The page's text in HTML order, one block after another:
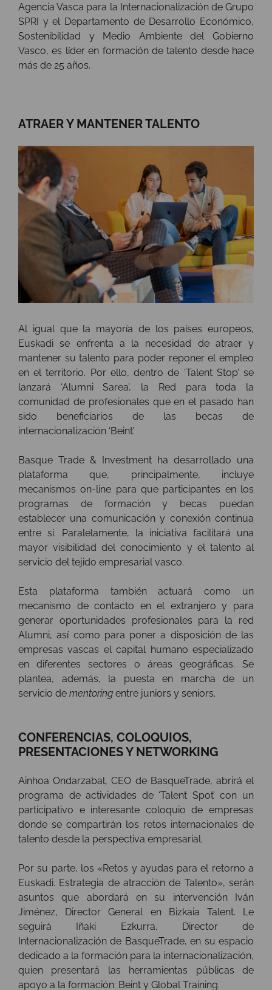
Agencia Vasca para la Internacionalización de Grupo
SPRI y el Departamento de Desarrollo Económico,
Sostenibilidad y Medio Ambiente del Gobierno
Vasco, es líder en formación de talento desde hace
más de 25 años.
ATRAER Y MANTENER TALENTO
Al igual que la mayoría de los países europeos,
Euskadi se enfrenta a la necesidad de atraer y
mantener su talento para poder reponer el empleo
en el territorio. Por ello, dentro de ‘Talent Stop’ se
lanzará ‘Alumni Sarea’, la Red para toda la
comunidad de profesionales que en el pasado han
sido beneficiarios de las becas de
internacionalización ‘Beint’.
Basque Trade & Investment ha desarrollado una
plataforma que, principalmente, incluye
mecanismos on-line para que participantes en los
programas de formación y becas puedan
establecer una comunicación y conexión continua
entre sí. Paralelamente, la iniciativa facilitará una
mayor visibilidad del conocimiento y el talento al
servicio del tejido empresarial vasco.
Esta plataforma también actuará como un
mecanismo de contacto en el extranjero y para
generar oportunidades profesionales para la red
Alumni, así como para poner a disposición de las
empresas vascas el capital humano especializado
en diferentes sectores o áreas geográficas. Se
plantea, además, la puesta en marcha de un
servicio de mentoring entre juniors y seniors.
CONFERENCIAS, COLOQUIOS,
PRESENTACIONES Y NETWORKING
Ainhoa Ondarzabal, CEO de BasqueTrade, abrirá el
programa de actividades de ‘Talent Spot’ con un
participativo e interesante coloquio de empresas
donde se compartirán los retos internacionales de
talento desde la perspectiva empresarial.
Por su parte, los «Retos y ayudas para el retorno a
Euskadi. Estrategia de atracción de Talento», serán
asuntos que abordará en su intervención Iván
Jiménez, Director General en Bizkaia Talent. Le
seguirá Iñaki Ezkurra, Director de
Internacionalización de BasqueTrade, en su espacio
dedicado a la formación para la internacionalización,
quien presentará las herramientas públicas de
apoyo a la formación: Beint y Global Training.